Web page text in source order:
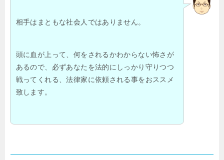
相手はまともな社会人ではありません。
頭に血が上って、何をされるかわからない怖さが
あるので、必ずあなたを法的にしっかり守りつつ
戦ってくれる、法律家に依頼される事をおススメ
致します。